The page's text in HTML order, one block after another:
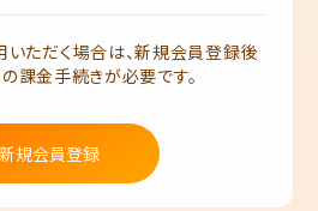
ただく場合は、新規会員登録後
課金手続きが必要です。
新規会員登録